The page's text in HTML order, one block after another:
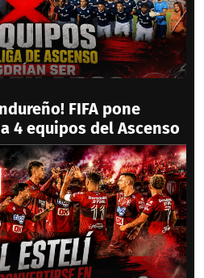
FIFA pone
4 equipos del Ascenso